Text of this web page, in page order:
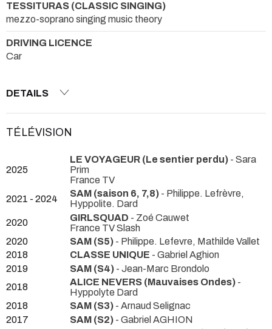
TESSITURAS (CLASSIC SINGING)
mezzo-soprano singing music theory
DRIVING LICENCE
Car
DETAILS
TÉLÉVISION
2025
LE VOYAGEUR (Le sentier perdu) - Sara
Prim
France TV
2021 - 2024
SAM (saison 6, 7,8) - Philippe. Lefrèvre,
Hyppolite. Dard
2020
GIRLSQUAD - Zoé Cauwet
France TV Slash
2020
SAM (S5) - Philippe. Lefevre, Mathilde Vallet
2018
CLASSE UNIQUE - Gabriel Aghion
2019
SAM (S4) - Jean-Marc Brondolo
2018
ALICE NEVERS (Mauvaises Ondes) -
Hyppolyte Dard
2018
SAM (S3) - Arnaud Selignac
2017
SAM (S2) - Gabriel AGHION